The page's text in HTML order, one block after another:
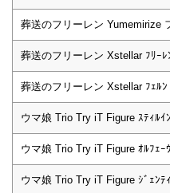
葬送のフリーレン Yumemirize
葬送のフリーレン Xstellar ﾌﾘｰ
葬送のフリーレン Xstellar ﾌｪﾙ
ウマ娘 Trio Try iT Figure ｽﾃｨﾙｲ
ウマ娘 Trio Try iT Figure ｵﾙﾌｪｰ
ウマ娘 Trio Try iT Figure ｼﾞｪﾝﾃ